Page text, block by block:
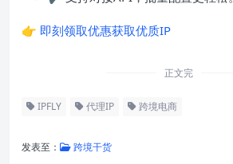
👉 即刻领取优惠获取优质IP
正文完
IPFLY 代理IP 跨境电商
发表至： 跨境干货